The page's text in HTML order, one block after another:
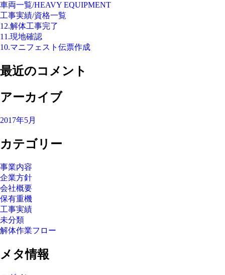
車両一覧/HEAVY EQUIPMENT
工事実績/資格一覧
12.解体工事完了
11.現地確認
10.マニフェスト伝票作成
最近のコメント
アーカイブ
2017年5月
カテゴリー
事業内容
企業方針
会社概要
保有重機
工事実績
未分類
解体作業フロー
メタ情報